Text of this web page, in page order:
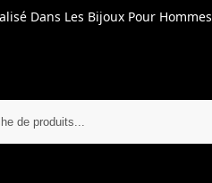
Dans Les Bijoux Pour Hommes